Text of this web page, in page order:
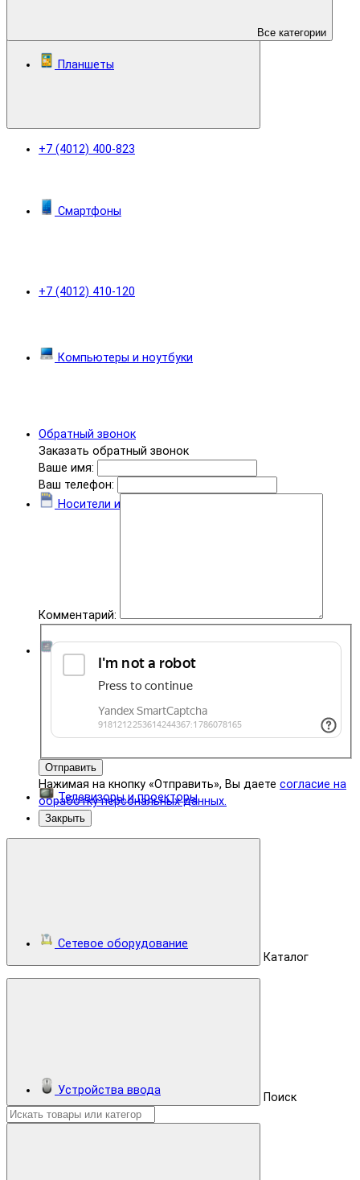
+7 (4012) 400-823
+7 (4012) 410-120
Обратный звонок
Заказать обратный звонок
Ваше имя:
Ваш телефон:
Комментарий:
Отправить
Нажимая на кнопку «Отправить», Вы даете согласие на
обработку персональных данных.
Закрыть
Каталог
Поиск
Все категории
Планшеты
Смартфоны
Компьютеры и ноутбуки
Носители информации
Комплектующие
Телевизоры и проекторы
Сетевое оборудование
Устройства ввода